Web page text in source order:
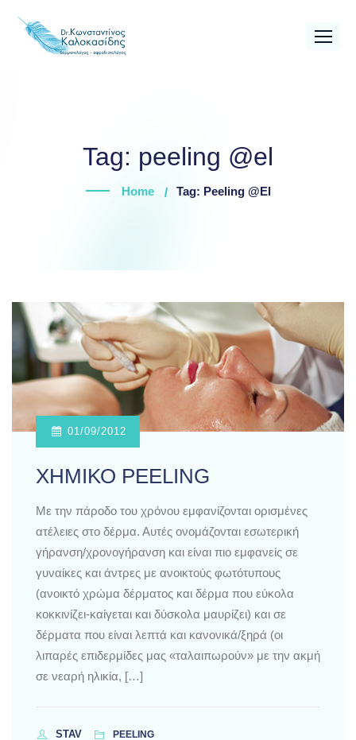
Tag: peeling @el
Home Tag: Peeling @el
01/09/2012
ΧΗΜΙΚΟ PEELING
Με την πάροδο του χρόνου εμφανίζονται ορισμένες
ατέλειες στο δέρμα. Αυτές ονομάζονται εσωτερική
γήρανση/χρονογήρανση και είναι πιο εμφανείς σε
γυναίκες και άντρες με ανοικτούς φωτότυπους
(ανοικτό χρώμα δέρματος και δέρμα που εύκολα
κοκκινίζει-καίγεται και δύσκολα μαυρίζει) και σε
δέρματα που είναι λεπτά και κανονικά/ξηρά (οι
λιπαρές επιδερμίδες μας «ταλαιπωρούν» με την ακμή
σε νεαρή ηλικία, […]
STAV PEELING